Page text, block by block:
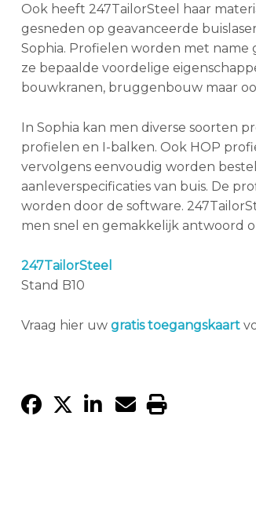
Ook heeft 247TailorSteel haar
gesneden op geavanceerde
Sophia. Profielen worden met
ze bepaalde voordelige
bouwkranen, bruggenbouw maar
In Sophia kan men diverse soorten
profielen en I-balken. Ook HOP
vervolgens eenvoudig worden
aanleverspecificaties van buis. De
worden door de software.
men snel en gemakkelijk antwoord
247TailorSteel
Stand B10
Vraag hier uw gratis toegangskaart